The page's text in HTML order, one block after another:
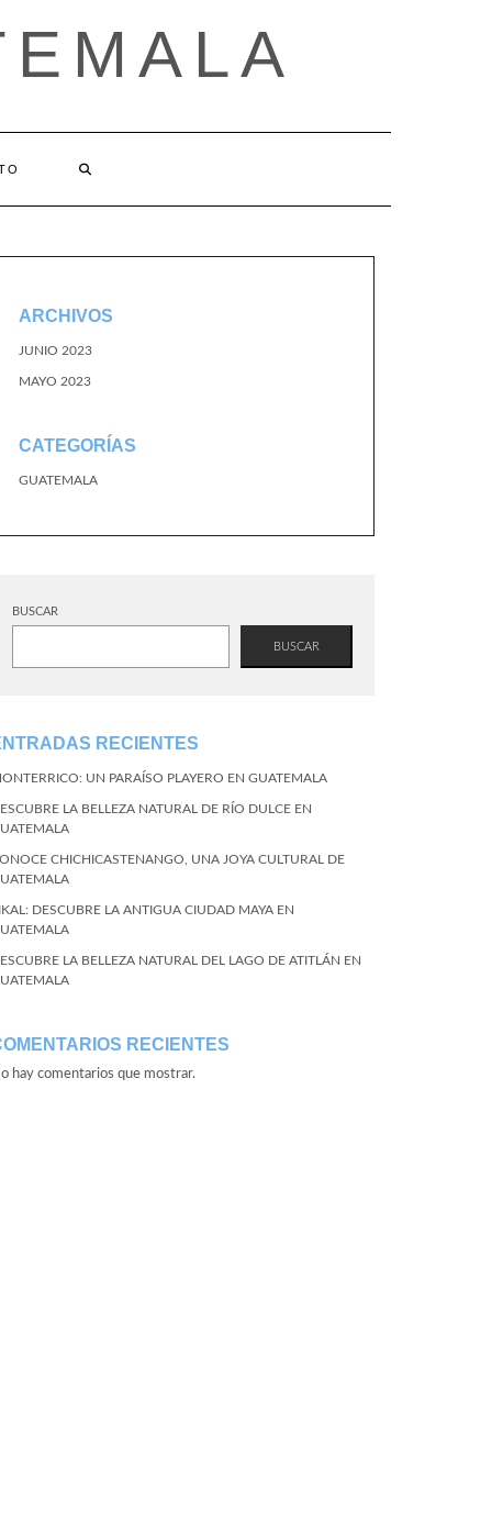
ARCHIVOS
JUNIO 2023
MAYO 2023
CATEGORÍAS
GUATEMALA
BUSCAR
BUSCAR
RECIENTES
UN PARAÍSO PLAYERO EN GUATEMALA
LA BELLEZA NATURAL DE RÍO DULCE EN
CHICHICASTENANGO, UNA JOYA CULTURAL DE
DESCUBRE LA ANTIGUA CIUDAD MAYA EN
LA BELLEZA NATURAL DEL LAGO DE ATITLÁN EN
RECIENTES
hay comentarios que mostrar.